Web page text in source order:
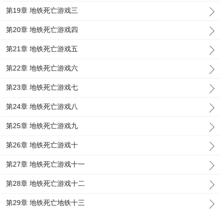
第19章 地铁死亡游戏三
第20章 地铁死亡游戏四
第21章 地铁死亡游戏五
第22章 地铁死亡游戏六
第23章 地铁死亡游戏七
第24章 地铁死亡游戏八
第25章 地铁死亡游戏九
第26章 地铁死亡游戏十
第27章 地铁死亡游戏十一
第28章 地铁死亡游戏十二
第29章 地铁死亡地铁十三